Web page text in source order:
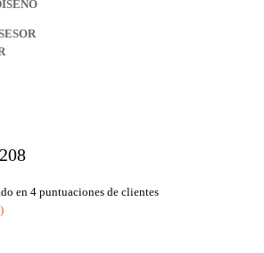
en4 puntuaciones de clientes